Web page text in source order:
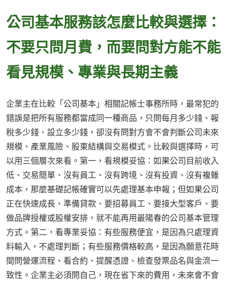
公司基本服務該怎麼比較與選擇：
不要只問月費，而要問對方能不能
看見規模、專業與長期主義
企業主在比較「公司基本」相關記帳士事務所時，最常犯的
錯誤是把所有服務都當成同一種商品，只問每月多少錢、報
稅多少錢、設立多少錢，卻沒有問對方會不會判斷公司未來
規模、產業風險、股東結構與交易模式。比較與選擇時，可
以用三個層次來看。第一，看規模妥協：如果公司目前收入
低、交易簡單、沒有員工、沒有跨境、沒有投資、沒有複雜
成本，那麼基礎記帳確實可以先處理基本申報；但如果公司
正在快速成長、準備貸款、要招募員工、要接大型客戶、要
做品牌授權或股權安排，就不能再用最陽春的公司基本管理
方式。第二，看專業妥協：有些服務便宜，是因為只處理資
料輸入，不處理判斷；有些服務價格較高，是因為願意花時
間問營運流程、看合約、提醒憑證、檢查發票品名與金流一
致性。企業主必須問自己，現在省下來的費用，未來會不會